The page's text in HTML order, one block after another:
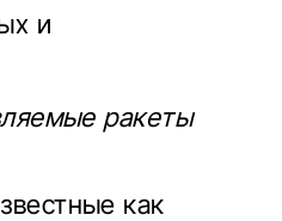
и
ракеты
как